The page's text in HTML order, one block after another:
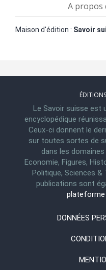
A propos
Maison d'édition : Savoir
Le Savoir suisse est
encyclopédique
Ceux-ci donnent le
sur toutes sortes de
dans les
Economie, Figures,
Politique, Sciences &
publications sont
plateforme
DONNÉES